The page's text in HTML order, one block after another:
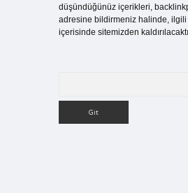
düşündüğünüz içerikleri,
adresine bildirmeniz halinde,
içerisinde sitemizden